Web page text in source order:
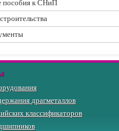
пособия к СНиП
драгметаллов
классификаторов